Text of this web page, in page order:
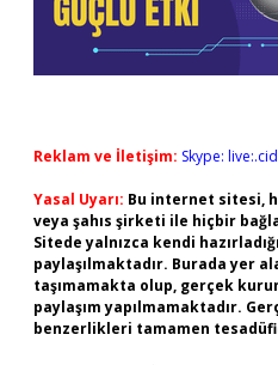
Reklam ve İletişim: Skype:
Yasal Uyarı: Bu internet sitesi,
veya şahıs şirketi ile hiçbir
Sitede yalnızca kendi
paylaşılmaktadır. Burada yer
taşımamakta olup, gerçek
paylaşım yapılmamaktadır.
benzerlikleri tamamen